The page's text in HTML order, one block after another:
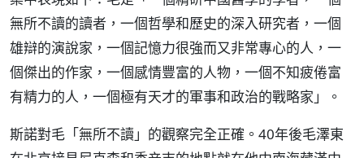
無所不讀的讀者，一個哲學和歷史的深入研究者，一個
雄辯的演說家，一個記憶力很強而又非常專心的人，一
個傑出的作家，一個感情豐富的人物，一個不知疲倦富
有精力的人，一個極有天才的軍事和政治的戰略家」。
斯諾對毛「無所不讀」的觀察完全正確。40年後毛澤東